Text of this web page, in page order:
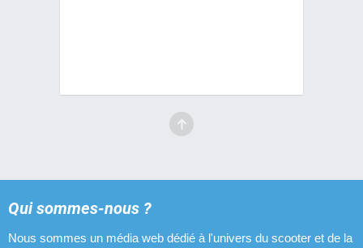
Qui sommes-nous ?
Nous sommes un média web dédié à l'univers du scooter et de la